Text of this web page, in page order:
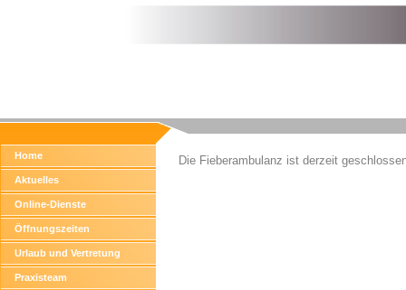
Home
Aktuelles
Online-Dienste
Öffnungszeiten
Urlaub und Vertretung
Praxisteam
Die Fieberambulanz ist derzeit